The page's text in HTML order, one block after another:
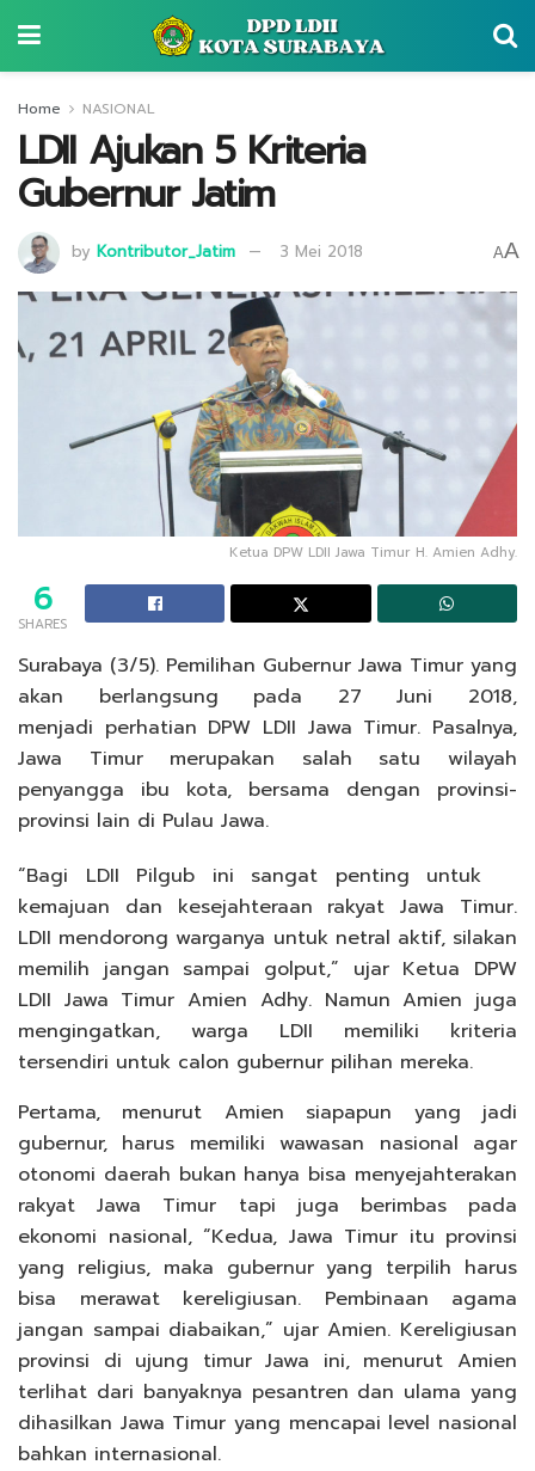
Home NASIONAL
LDII Ajukan 5 Kriteria
Gubernur Jatim
by Kontributor_Jatim 3 Mei 2018 AA
Ketua DPW LDII Jawa Timur H. Amien Adhy.
6
SHARES
Surabaya (3/5). Pemilihan Gubernur Jawa Timur yang
akan berlangsung pada 27 Juni 2018,
menjadi perhatian DPW LDII Jawa Timur. Pasalnya,
Jawa Timur merupakan salah satu wilayah
penyangga ibu kota, bersama dengan provinsi-
provinsi lain di Pulau Jawa.
“Bagi LDII Pilgub ini sangat penting untuk
kemajuan dan kesejahteraan rakyat Jawa Timur.
LDII mendorong warganya untuk netral aktif, silakan
memilih jangan sampai golput,” ujar Ketua DPW
LDII Jawa Timur Amien Adhy. Namun Amien juga
mengingatkan, warga LDII memiliki kriteria
tersendiri untuk calon gubernur pilihan mereka.
Pertama, menurut Amien siapapun yang jadi
gubernur, harus memiliki wawasan nasional agar
otonomi daerah bukan hanya bisa menyejahterakan
rakyat Jawa Timur tapi juga berimbas pada
ekonomi nasional, “Kedua, Jawa Timur itu provinsi
yang religius, maka gubernur yang terpilih harus
bisa merawat kereligiusan. Pembinaan agama
jangan sampai diabaikan,” ujar Amien. Kereligiusan
provinsi di ujung timur Jawa ini, menurut Amien
terlihat dari banyaknya pesantren dan ulama yang
dihasilkan Jawa Timur yang mencapai level nasional
bahkan internasional.